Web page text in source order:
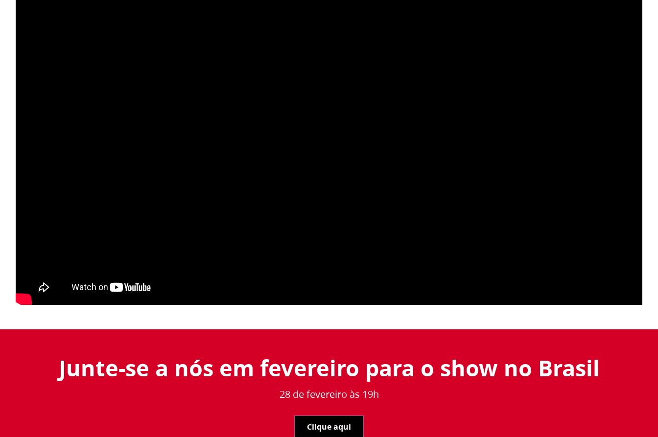
Junte-se a nós em fevereiro para o show no Brasil
28 de fevereiro às 19h
Clique aqui